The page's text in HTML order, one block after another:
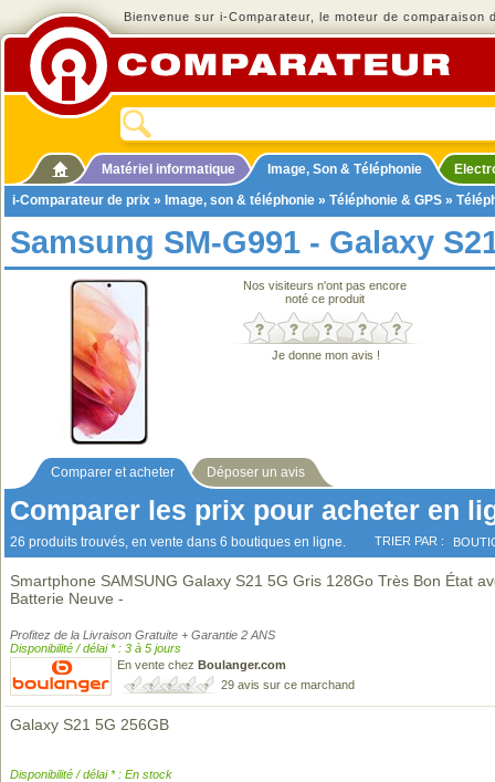
Bienvenue sur i-Comparateur, le moteur de comparaison
Matériel informatique Image, Son & Téléphonie
i-Comparateur de prix » Image, son & téléphonie » Téléphonie & GPS »
Samsung SM-G991 - Galaxy
Nos visiteurs n'ont pas encore
noté ce produit
Je donne mon avis !
Comparer et acheter Déposer un avis
Comparer les prix pour acheter en
26 produits trouvés, en vente dans 6 boutiques en ligne. TRIER PAR :
Smartphone SAMSUNG Galaxy S21 5G Gris 128Go Très Bon État
Batterie Neuve -
Profitez de la Livraison Gratuite + Garantie 2 ANS
Disponibilité / délai * : 3 à 5 jours
En vente chez Boulanger.com
29 avis sur ce marchand
Galaxy S21 5G 256GB
Disponibilité / délai * : En stock